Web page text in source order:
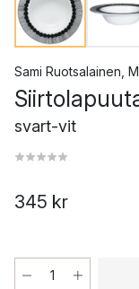
Sami Ruotsalainen
svart-vit
345 kr